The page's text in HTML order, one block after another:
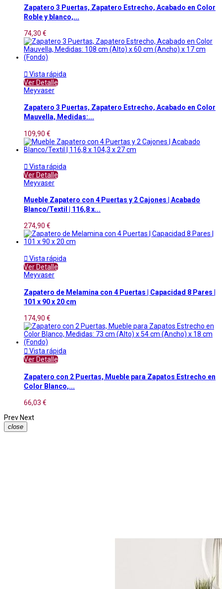
Zapatero 3 Puertas, Zapatero Estrecho, Acabado en Color
Roble y blanco,...
74,30 €
 Vista rápida
Ver Detalle
Meyvaser
Zapatero 3 Puertas, Zapatero Estrecho, Acabado en Color
Mauvella, Medidas:...
109,90 €
 Vista rápida
Ver Detalle
Meyvaser
Mueble Zapatero con 4 Puertas y 2 Cajones | Acabado
Blanco/Textil | 116,8 x...
274,90 €
 Vista rápida
Ver Detalle
Meyvaser
Zapatero de Melamina con 4 Puertas | Capacidad 8 Pares |
101 x 90 x 20 cm
174,90 €
 Vista rápida
Ver Detalle
Zapatero con 2 Puertas, Mueble para Zapatos Estrecho en
Color Blanco,...
66,03 €
Prev Next
close